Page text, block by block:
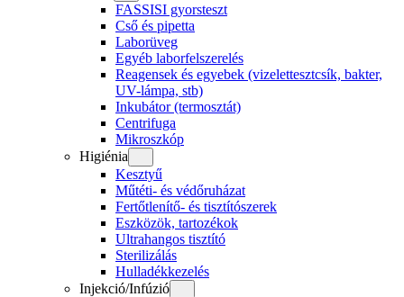
FASSISI gyorsteszt
Cső és pipetta
Laborüveg
Egyéb laborfelszerelés
Reagensek és egyebek (vizelettesztcsík, bakter,
UV-lámpa, stb)
Inkubátor (termosztát)
Centrifuga
Mikroszkóp
Higiénia
Kesztyű
Műtéti- és védőruházat
Fertőtlenítő- és tisztítószerek
Eszközök, tartozékok
Ultrahangos tisztító
Sterilizálás
Hulladékkezelés
Injekció/Infúzió